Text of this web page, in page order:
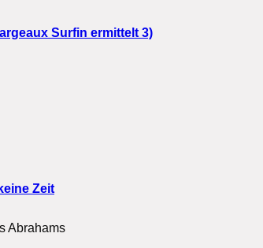
Surfin ermittelt 3)
Zeit
Abrahams